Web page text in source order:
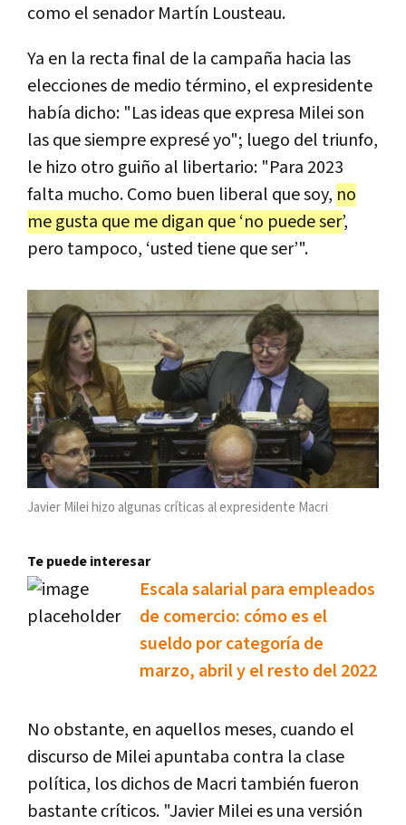
como el senador Martín Lousteau.
Ya en la recta final de la campaña hacia las
elecciones de medio término, el expresidente
había dicho: "Las ideas que expresa Milei son
las que siempre expresé yo"; luego del triunfo,
le hizo otro guiño al libertario: "Para 2023
falta mucho. Como buen liberal que soy, no
me gusta que me digan que ‘no puede ser’,
pero tampoco, ‘usted tiene que ser’".
Javier Milei hizo algunas críticas al expresidente Macri
Te puede interesar
Escala salarial para empleados
de comercio: cómo es el
sueldo por categoría de
marzo, abril y el resto del 2022
No obstante, en aquellos meses, cuando el
discurso de Milei apuntaba contra la clase
política, los dichos de Macri también fueron
bastante críticos. "Javier Milei es una versión